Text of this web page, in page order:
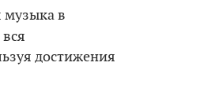
музыка в
достижения